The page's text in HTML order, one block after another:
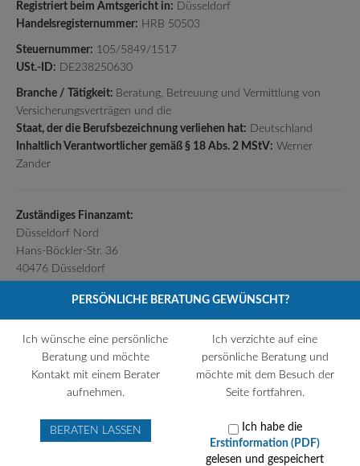
Registriert beim Amtsgericht in: Düsseldorf
Handelsregisternummer: HRB 50503
Steuernummer: 105/5849/1517
USt.-ID: DE238250630
Branche / Tätigkeit: Beratung, Betreuung und Vermittlung von
Versicherungsverträgen und die
Staat, der die Berufsbezeichnung verliehen hat: Deutschland
Inhaltlich Verantwortlicher gemäß § 18 Abs. 2 MStV: Werner
Zander
Zuständiges Finanzamt:
Düsseldorf Nord
Hans-Böckler-Str. 36
40476 Düsseldorf
Fax (Zentrale): 0800 10092675105
Behörde für die Erlaubnis nach § 34d Abs. 1 Z. 2 GewO:
IHK Düsseldorf
Ernst-Schneider-Platz 1
Telefon (Zentrale): 0211 3557-0
Fax (Zentrale): 0211 3557-401
PERSÖNLICHE BERATUNG GEWÜNSCHT?
Ich wünsche eine persönliche
Beratung und möchte
Kontakt mit einem Berater
aufnehmen.
BERATEN LASSEN
Ich verzichte auf eine
persönliche Beratung und
möchte mit dem Besuch der
Seite fortfahren.
Ich habe die
Erstinformation (PDF)
gelesen und gespeichert